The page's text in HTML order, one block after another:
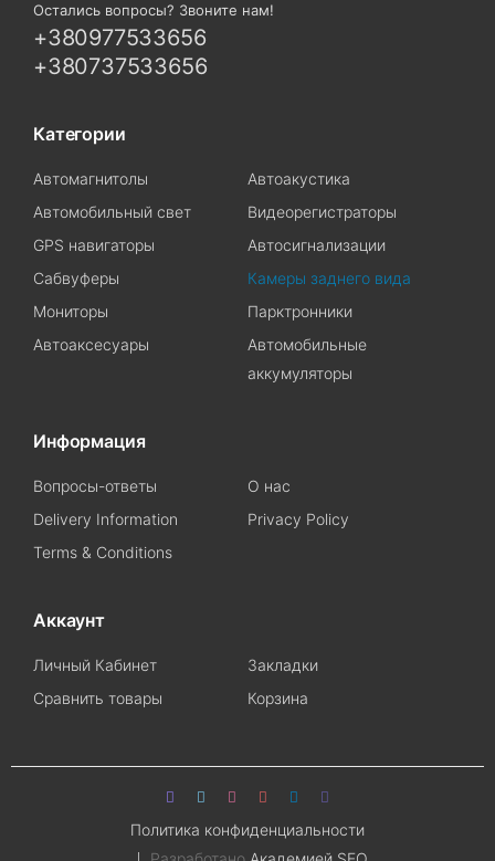
Остались вопросы? Звоните нам!
+380977533656
+380737533656
Категории
Автомагнитолы
Автоакустика
Автомобильный свет
Видеорегистраторы
GPS навигаторы
Автосигнализации
Сабвуферы
Камеры заднего вида
Мониторы
Парктронники
Автоаксесуары
Автомобильные
аккумуляторы
Информация
Вопросы-ответы
О нас
Delivery Information
Privacy Policy
Terms & Conditions
Аккаунт
Личный Кабинет
Закладки
Сравнить товары
Корзина
Политика конфиденциальности